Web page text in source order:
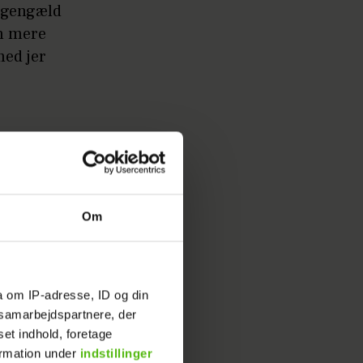
Om
om IP-adresse, ID og din
der
indhold, foretage
under indstillinger
mere
jer
er
for
sin